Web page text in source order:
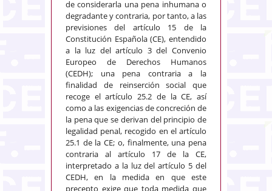
de considerarla una pena inhumana o
degradante y contraria, por tanto, a las
previsiones del artículo 15 de la
Constitución Española (CE), entendido
a la luz del artículo 3 del Convenio
Europeo de Derechos Humanos
(CEDH); una pena contraria a la
finalidad de reinserción social que
recoge el artículo 25.2 de la CE, así
como a las exigencias de concreción de
la pena que se derivan del principio de
legalidad penal, recogido en el artículo
25.1 de la CE; o, finalmente, una pena
contraria al artículo 17 de la CE,
interpretado a la luz del artículo 5 del
CEDH, en la medida en que este
precepto exige que toda medida que